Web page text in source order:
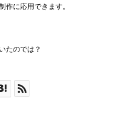
作に応用できます。
たのでは？